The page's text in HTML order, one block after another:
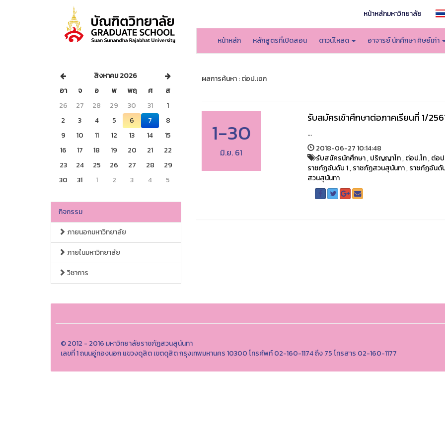
หน้าหลักมหาวิทยาลัย
หน้าหลัก หลักสูตรที่เปิดสอน ดาวน์โหลด อาจารย์ นักศึกษา ศิษย์เก่า
สิงหาคม 2026
อา
จ อ พ พฤ ศ
ส
26
27 28 29 30 31
1
2
3 4 5 6 7
8
9
10 11 12 13 14
15
16
17 18 19 20 21
22
23
24 25 26 27 28
29
30
31 1 2 3 4 5
กิจกรรม
ภายนอกมหาวิทยาลัย
ภายในมหาวิทยาลัย
วิชาการ
ผลการค้นหา : ต่อป.เอก
1-30
มิ.ย. 61
รับสมัครเข้าศึกษาต่อภาคเรียนที่ 1/
...
2018-06-27 10:14:48
รับสมัครนักศึกษา,ปริญญาโท,ต่อป.โท,ต่อป
ราชภัฏอันดับ 1,ราชภัฏสวนสุนันทา,ราชภัฏอันดั
สวนสุนันทา
© 2012 - 2016 มหาวิทยาลัยราชภัฏสวนสุนันทา
เลขที่ 1 ถนนอู่ทองนอก แขวงดุสิต เขตดุสิต กรุงเทพมหานคร 10300 โทรศัพท์ 02-160-1174 ถึง 75 โทรสาร 02-160-1177